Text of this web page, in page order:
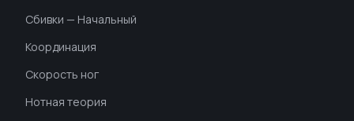
Сбивки — Начальный
Координация
Скорость ног
Нотная теория